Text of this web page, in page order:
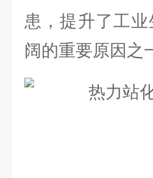
患，提升了工
阔的重要原因之